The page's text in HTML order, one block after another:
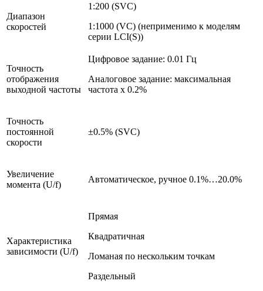
Диапазон
скоростей
1:200 (SVC)
1:1000 (VC) (неприменимо к моделям
серии LCI(S))
Точность
отображения
выходной частоты
Цифровое задание: 0.01 Гц
Аналоговое задание: максимальная
частота x 0.2%
Точность
постоянной
скорости
±0.5% (SVC)
Увеличение
момента (U/f)
Автоматическое, ручное 0.1%…20.0%
Характеристика
зависимости (U/f)
Прямая
Квадратичная
Ломаная по нескольким точкам
Раздельный